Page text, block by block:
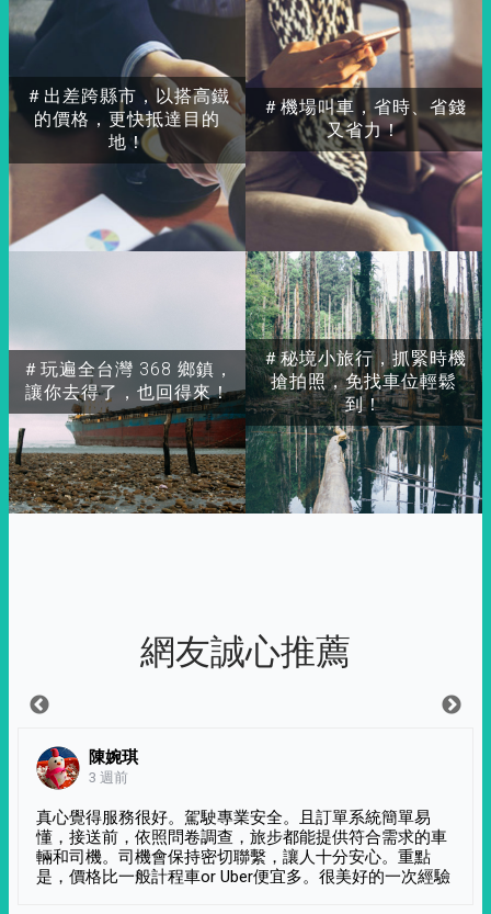
＃出差跨縣市，以搭高鐵
的價格，更快抵達目的
地！
＃玩遍全台灣 368 鄉鎮，
讓你去得了，也回得來！
＃秘境小旅行，抓緊時機
搶拍照，免找車位輕鬆
到！
＃機場叫車，省時、省錢
又省力！
網友誠心推薦
陳婉琪
3 週前
真心覺得服務很好。駕駛專業安全。且訂單系統簡單易
懂，接送前，依照問卷調查，旅步都能提供符合需求的車
輛和司機。司機會保持密切聯繫，讓人十分安心。重點
是，價格比一般計程車or Uber便宜多。很美好的一次經驗